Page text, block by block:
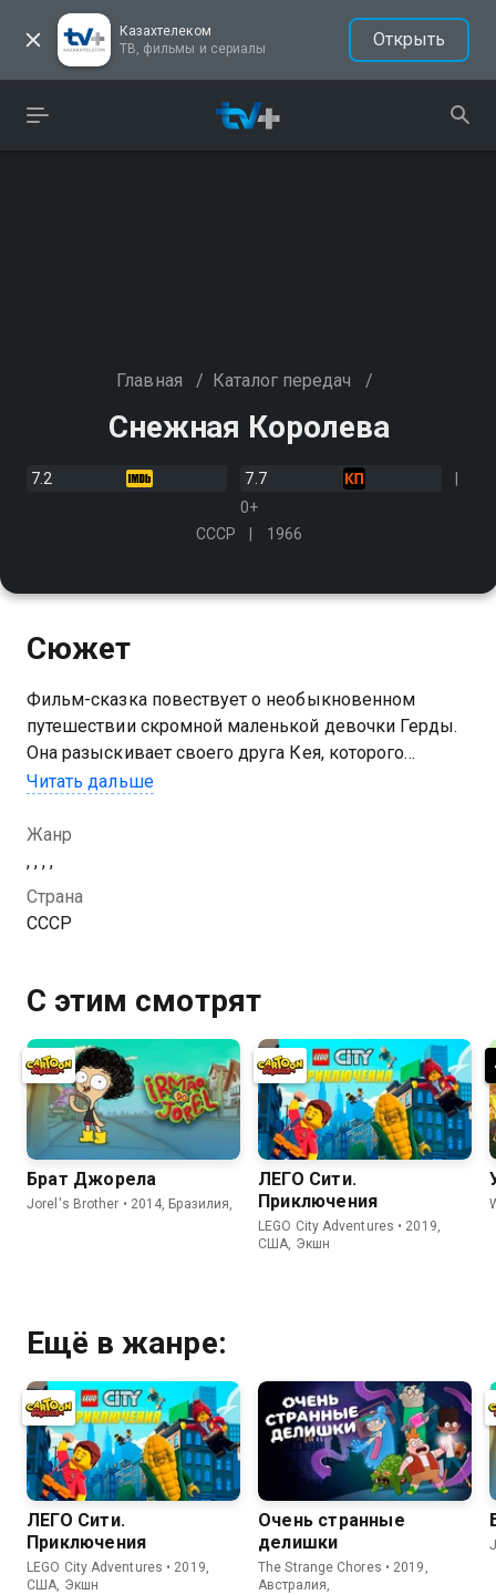
Казахтелеком
ТВ, фильмы и сериалы
Открыть
Главная / Каталог передач /
Снежная Королева
7.2
7.7
0+
СССР
1966
Сюжет
Фильм-сказка повествует о необыкновенном
путешествии скромной маленькой девочки Герды.
Она разыскивает своего друга Кея, которого
похитила и унесла в своё царство Снежная
Читать дальше
Жанр
, , , ,
Страна
СССР
С этим смотрят
Брат Джорела
Jorel's Brother • 2014, Бразилия,
ЛЕГО Сити.
Приключения
LEGO City Adventures • 2019,
США, Экшн
Ещё в жанре:
ЛЕГО Сити.
Приключения
LEGO City Adventures • 2019,
США, Экшн
Очень странные
делишки
The Strange Chores • 2019,
Австралия,